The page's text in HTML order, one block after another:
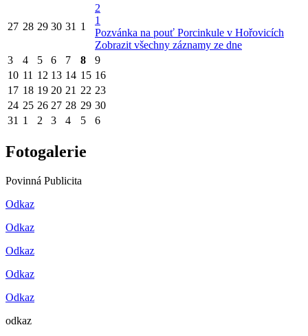
27 28 29 30 31 1
2
1
Pozvánka na pouť Porcinkule v Hořovicích
Zobrazit všechny záznamy ze dne
3
4 5 6 7 8
9
10 11 12 13 14 15 16
17 18 19 20 21 22 23
24 25 26 27 28 29 30
31 1 2 3 4 5 6
Fotogalerie
Povinná Publicita
Odkaz
Odkaz
Odkaz
Odkaz
Odkaz
odkaz